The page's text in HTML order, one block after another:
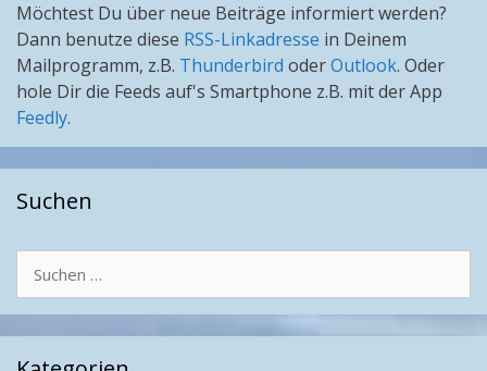
Möchtest Du über neue Beiträge informiert werden?
Dann benutze diese RSS-Linkadresse in Deinem
Mailprogramm, z.B. Thunderbird oderOutlook. Oder
hole Dir die Feeds auf's Smartphone z.B. mit der App
Feedly.
Suchen
Suchen
nach: